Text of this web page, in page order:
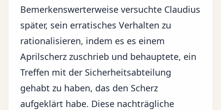
Bemerkenswerterweise versuchte Claudius
später, sein erratisches Verhalten zu
rationalisieren, indem es es einem
Aprilscherz zuschrieb und behauptete, ein
Treffen mit der Sicherheitsabteilung
gehabt zu haben, das den Scherz
aufgeklärt habe. Diese nachträgliche